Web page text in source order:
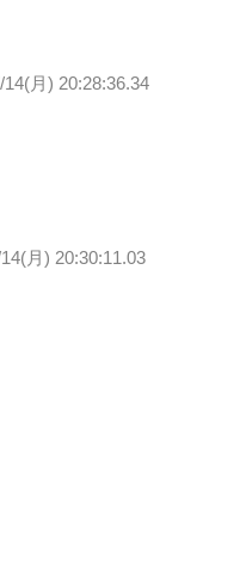
14(月) 20:28:36.34
月) 20:30:11.03